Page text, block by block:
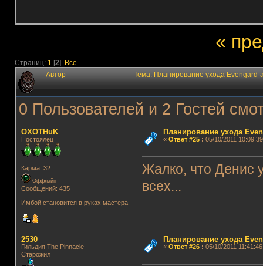
«
Страниц: 1 [2] Все
Автор Тема: Планирование ухода
0 Пользователей и 2 Гостей
OXOTHuK
Постоялец
Карма: 32
Оффлайн
Сообщений: 435
Имбой становится в руках мастера
Планирование ухода
« Ответ #25: 05/10/2011
Жалко, что Денис
всех...
2530
Гильдия The Pinnacle
Старожил
Планирование ухода
« Ответ #26: 05/10/2011